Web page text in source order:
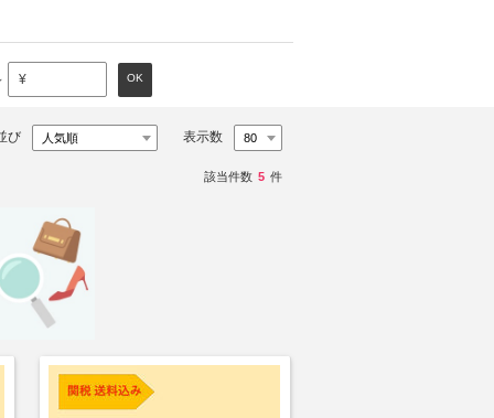
¥ OK
び 表示数
該当件数 5 件